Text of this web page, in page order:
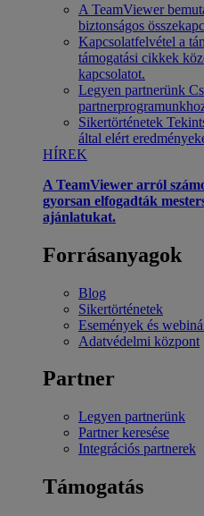
A TeamViewer
biztonságos
Kapcsolatfelvétel a
támogatási cikkek
kapcsolatot.
Legyen partnerünk
Sikertörténetek
által elért
HÍREK
A TeamViewer arról
gyorsan elfogadták
ajánlatukat.
Forrásanyagok
Blog
Sikertörténetek
Események és
Adatvédelmi központ
Partner
Legyen partnerünk
Partner keresése
Integrációs partnerek
Támogatás